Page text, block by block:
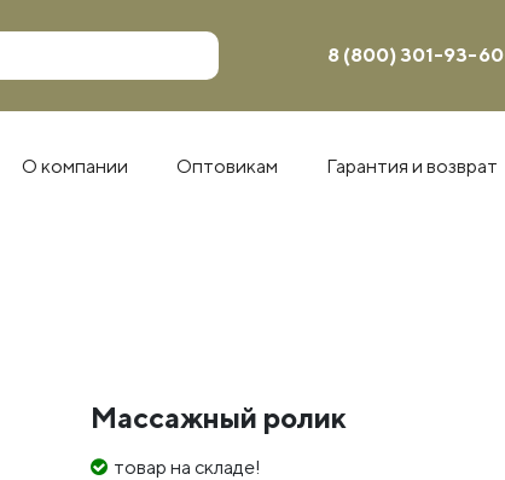
8 (800) 301-93-60
О компании Оптовикам Гарантия и возврат
Массажный ролик
товар на складе!